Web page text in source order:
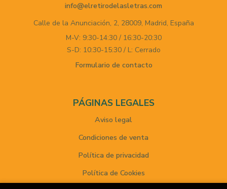
info@elretirodelasletras.com
Calle de la Anunciación, 2, 28009, Madrid, España
M-V: 9:30-14:30 / 16:30-20:30
S-D: 10:30-15:30 / L: Cerrado
Formulario de contacto
PÁGINAS LEGALES
Aviso legal
Condiciones de venta
Política de privacidad
Política de Cookies